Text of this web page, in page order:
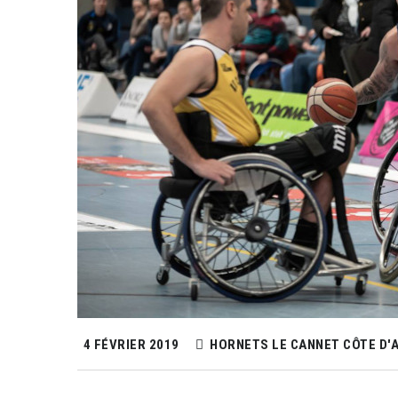
4 FÉVRIER 2019 HORNETS LE CANNET CÔTE